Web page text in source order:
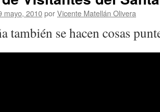
mayo, 2010porVicente Matellán Olivera
también se hacen cosas